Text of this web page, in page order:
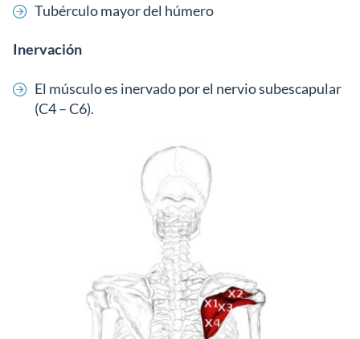
Tubérculo mayor del húmero
Inervación
El músculo es inervado por el nervio subescapular
(C4 – C6).